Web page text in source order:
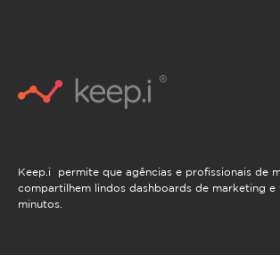
Keep.i permite que agências e profissionais de
compartilhem lindos dashboards de marketing e
minutos.